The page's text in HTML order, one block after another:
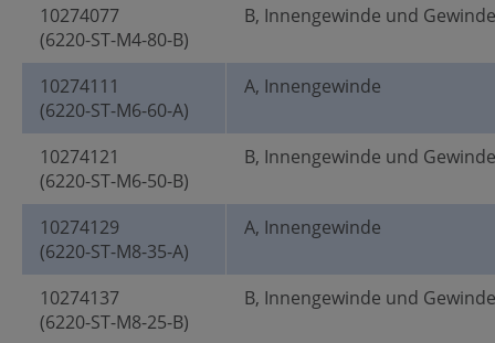
10274077
(6220-ST-M4-80-B)
B, Innengewinde und
10274111
(6220-ST-M6-60-A)
A, Innengewinde
10274121
(6220-ST-M6-50-B)
B, Innengewinde und
10274129
(6220-ST-M8-35-A)
A, Innengewinde
10274137
(6220-ST-M8-25-B)
B, Innengewinde und